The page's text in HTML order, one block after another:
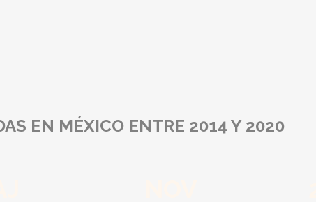
EN MÉXICO ENTRE 2014 Y 2020